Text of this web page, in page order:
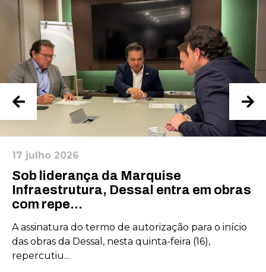
17 julho 2026
Sob liderança da Marquise
Infraestrutura, Dessal entra em obras
com repe...
A assinatura do termo de autorização para o início
das obras da Dessal, nesta quinta-feira (16),
repercutiu...
Estatísticas
Para que
possamos
melhorar a
funcionalidade
e a estrutura
do site, com
base em como
o site é usado.
Para que o
nosso site
funcione o
visita. Se você
recusar esses